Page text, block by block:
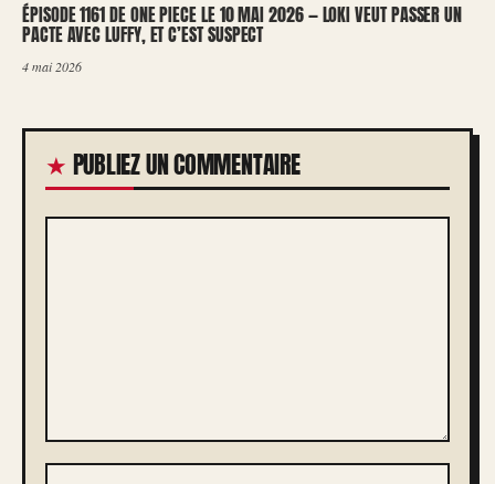
ÉPISODE 1161 DE ONE PIECE LE 10 MAI 2026 — LOKI VEUT PASSER UN
PACTE AVEC LUFFY, ET C’EST SUSPECT
4 mai 2026
PUBLIEZ UN COMMENTAIRE